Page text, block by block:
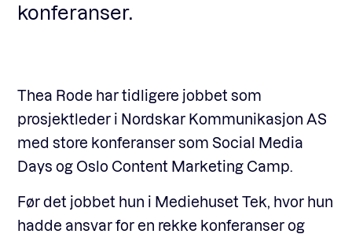
konferanser.
Thea Rode har tidligere jobbet som
prosjektleder i Nordskar Kommunikasjon AS
med store konferanser som Social Media
Days og Oslo Content Marketing Camp.
Før det jobbet hun i Mediehuset Tek, hvor hun
hadde ansvar for en rekke konferanser og